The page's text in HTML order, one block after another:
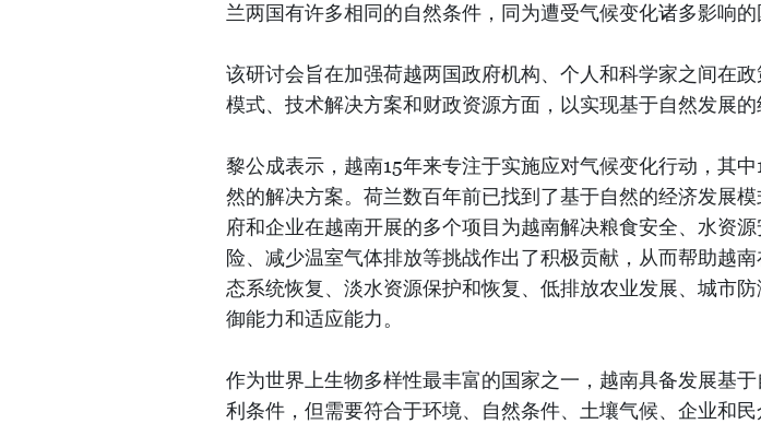
兰两国有许多相同的自然条件，同为遭受气候变化诸多影响的
该研讨会旨在加强荷越两国政府机构、个人和科学家之间在
模式、技术解决方案和财政资源方面，以实现基于自然发展的
黎公成表示，越南15年来专注于实施应对气候变化行动，其
然的解决方案。荷兰数百年前已找到了基于自然的经济发展
府和企业在越南开展的多个项目为越南解决粮食安全、水资
险、减少温室气体排放等挑战作出了积极贡献，从而帮助越
态系统恢复、淡水资源保护和恢复、低排放农业发展、城市
御能力和适应能力。
作为世界上生物多样性最丰富的国家之一，越南具备发展基
利条件，但需要符合于环境、自然条件、土壤气候、企业和